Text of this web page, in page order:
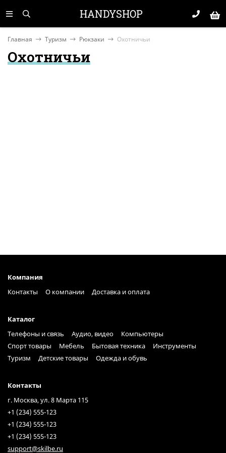
HANDYSHOP
Главная Туризм Рюкзаки Охотничьи
Охотничьи
Компания
Контакты
О компании Доставка и оплата
Каталог
Телефоны и связь
Аудио, видео
Компьютеры
Спорт товары
Мебель Бытовая техника
Инструменты
Туризм
Детские товары Одежда и обувь
Контакты
г. Москва, ул. 8 Марта 115
+1 (234) 555-123
+1 (234) 555-123
+1 (234) 555-123
support@skilbe.ru